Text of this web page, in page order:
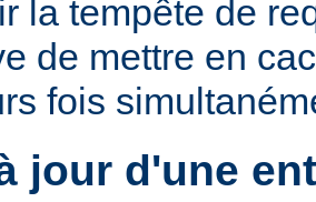
la tempête de
de mettre en
fois
jour d'une